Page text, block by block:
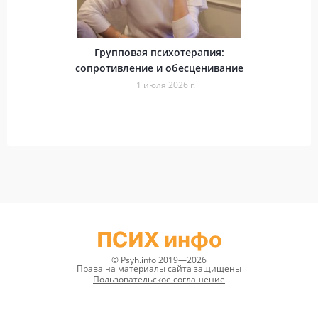
Групповая психотерапия:
сопротивление и обесценивание
1 июля 2026 г.
ПСИХ инфо
© Psyh.info 2019—2026
Права на материалы сайта защищены
Пользовательское соглашение